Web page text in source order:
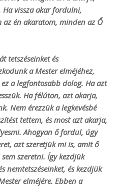
Ha vissza akar fordulni,
az én akaratom, minden az Ő
tetszéseinket és
a Mester elméjéhez,
a legfontosabb dolog. Ha azt
Ha félúton, azt akarja,
Nem érezzük a legkevésbé
tettem, és most azt akarja,
Ahogyan ő fordul, úgy
azt szeretjük mi is, amit ő
szeretni. Így kezdjük
nemtetszéseinket, és kezdjük
elméjére. Ebben a